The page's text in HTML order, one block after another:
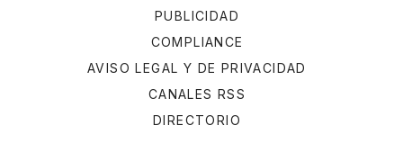
PUBLICIDAD
COMPLIANCE
AVISO LEGAL Y DE PRIVACIDAD
CANALES RSS
DIRECTORIO